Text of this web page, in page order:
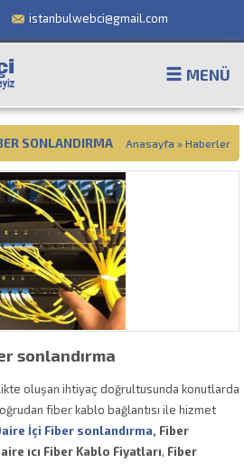
istanbulwebci@gmail.com
MENÜ
SONLANDIRMA Anasayfa » Haberler
sonlandırma
oluşan ihtiyaç doğrultusunda konutlarda
fiber kablo bağlantısı ile hizmet
İçi Fiber sonlandırma, Fiber
ıcı Fiber Kablo Fiyatları, Fiber